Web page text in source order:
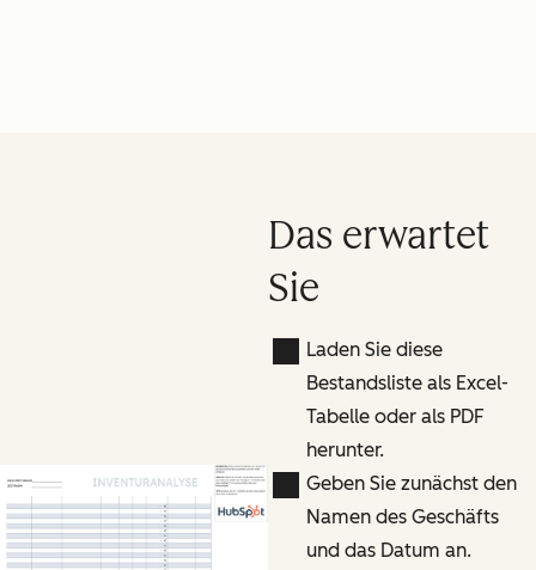
Das erwartet
Sie
Laden Sie diese
Bestandsliste als Excel-
Tabelle oder als PDF
herunter.
Geben Sie zunächst den
Namen des Geschäfts
und das Datum an.